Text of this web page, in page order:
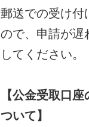
郵送での受け付
ので、申請が遅
してください。
【公金受取口
ついて】